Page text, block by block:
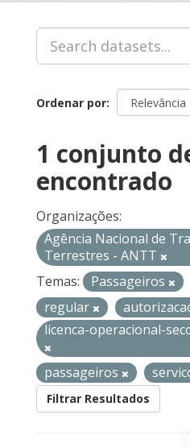
Ordenar por
1 conjunto
encontrado
Organizações:
Agência Nacional de
Terrestres - ANTT
Temas:
Passageiros
regular
licenca-operacional-
passageiros
Filtrar Resultados